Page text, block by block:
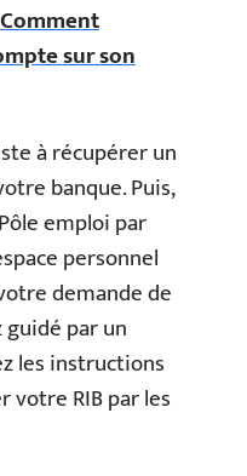
Comment
sur son
à récupérer un
banque. Puis,
emploi par
personnel
demande de
par un
les instructions
votre RIB par les